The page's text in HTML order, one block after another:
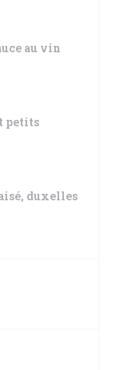
au vin
petits
duxelles